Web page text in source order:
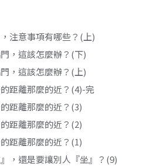
注意事項有哪些？(上)
，這該怎麼辦？(下)
，這該怎麼辦？(上)
距離那麼的近？(4)-完
距離那麼的近？(3)
距離那麼的近？(2)
距離那麼的近？(1)
，還是要讓別人『坐』？(9)